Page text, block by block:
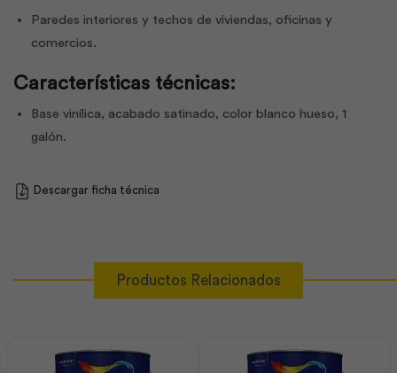
Paredes interiores y techos de viviendas, oficinas y
comercios.
Características técnicas:
Base vinílica, acabado satinado, color blanco hueso, 1
galón.
Descargar ficha técnica
Productos Relacionados